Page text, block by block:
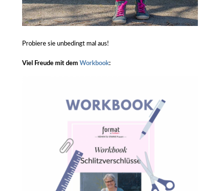
Probiere sie unbedingt mal aus!
Viel Freude mit dem Workbook: